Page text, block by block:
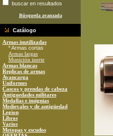
buscar en resultados
Búsqueda avanzada
Catálogo
Armas inutilizadas
* Armas cortas
Armas largas
Munición inerte
Armas blancas
Replicas de armas
Avancarga
Uniformes
Cascos y prendas de cabeza
Antiguedades militares
Medallas e insignias
Medievales y de antigüedad
Legion
Libros
Varios
Metopas y escudos